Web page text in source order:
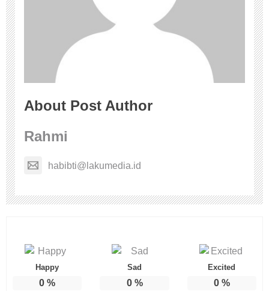
About Post Author
Rahmi
habibti@lakumedia.id
Happy
0 %
Sad
0%
Excited
0%